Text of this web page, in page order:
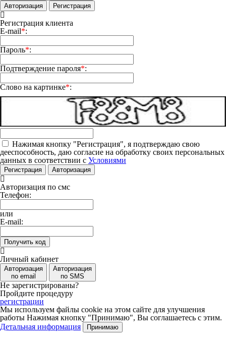
Авторизация Регистрация
Регистрация клиента
E-mail*:
Пароль*:
Подтверждение пароля*:
Слово на картинке*:
Нажимая кнопку "Регистрация", я подтверждаю свою
дееспособность, даю согласие на обработку своих персональных
данных в соответствии с Условиями
Регистрация Авторизация
Авторизация по смс
Телефон:
или
E-mail:
Получить код
Личный кабинет
Авторизация
по email
Авторизация
по SMS
Не зарегистрированы?
Пройдите процедуру
регистрации
Мы используем файлы cookie на этом сайте для улучшения
работы Нажимая кнопку "Принимаю", Вы соглашаетесь с этим.
Детальная информация
Принимаю